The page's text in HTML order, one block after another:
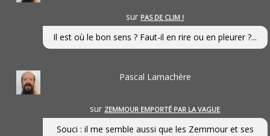
sur PAS DE CLIM !
Il est où le bon sens ? Faut-il en rire ou en pleurer ?...
Pascal Lamachère
sur ZEMMOUR EMPORTÉ PAR LA VAGUE
Souci : il me semble aussi que les Zemmour et ses